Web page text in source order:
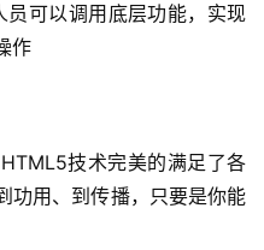
可以调用底层功能，实现
作
技术完美的满足了各
功用、到传播，只要是你能